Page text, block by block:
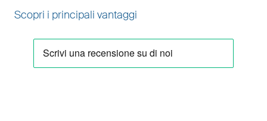
Scopri i principali vantaggi